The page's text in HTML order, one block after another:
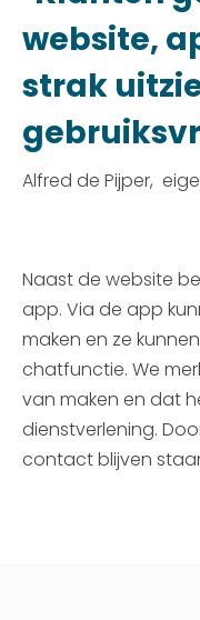
website,
strak
Alfred de Pijper,
Naast de website
app. Via de app
maken en ze
chatfunctie. We
van maken en dat
dienstverlening.
contact blijven